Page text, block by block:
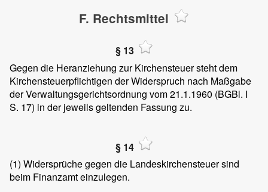
F. Rechtsmittel
§ 13
Gegen die Heranziehung zur Kirchensteuer steht dem
Kirchensteuerpflichtigen der Widerspruch nach Maßgabe
der Verwaltungsgerichtsordnung vom 21.1.1960 (BGBl. I
S. 17) in der jeweils geltenden Fassung zu.
§ 14
(1) Widersprüche gegen die Landeskirchensteuer sind
beim Finanzamt einzulegen.